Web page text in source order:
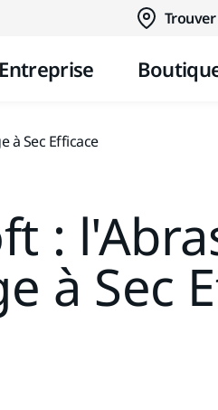
Entreprise
à Sec Efficace
:
à Sec